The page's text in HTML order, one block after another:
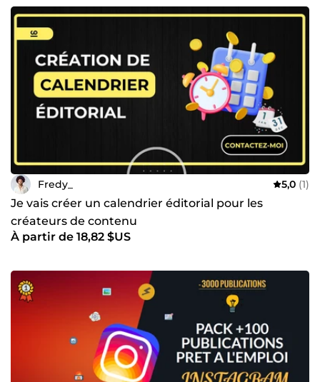
Fredy_ 5,0 (1)
Je vais créer un calendrier éditorial pour les
créateurs de contenu
À partir de 18,82 $US